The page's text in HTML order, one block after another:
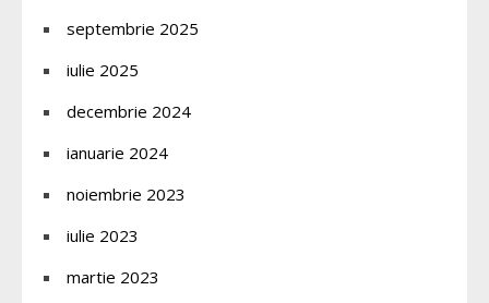
septembrie 2025
iulie 2025
decembrie 2024
ianuarie 2024
noiembrie 2023
iulie 2023
martie 2023